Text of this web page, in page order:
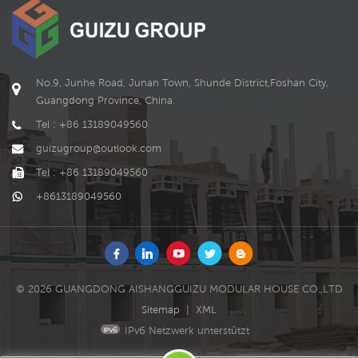
No.9, Junhe Road, Junan Town, Shunde District,Foshan City,
Guangdong Province, China.
Tel : +86 13189049560
guizugroup@outlook.com
Tel : +86 13189049560
+8613189049560
© 2026 GUANGDONG AISHANGGUIZU MODULAR HOUSE CO.,LTD
Sitemap
|
XML
IPv6 Netzwerk unterstützt